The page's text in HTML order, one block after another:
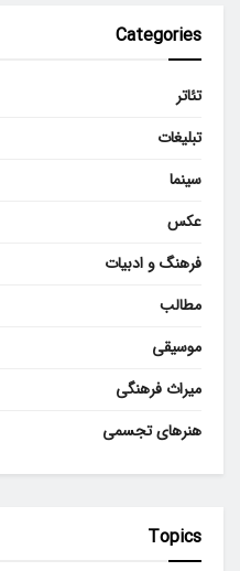
Categories
تئاتر
تبلیغات
سینما
عکس
فرهنگ و ادبیات
مطالب
موسیقی
میراث فرهنگی
هنرهای تجسمی
Topics